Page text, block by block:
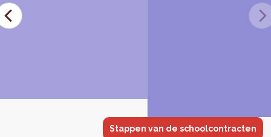
Stappen van de schoolcontracten